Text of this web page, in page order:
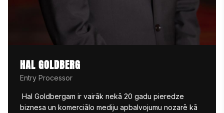
HAL GOLDBERG
Entry Processor
Hal Goldbergam ir vairāk nekā 20 gadu pieredze
biznesa un komerciālo mediju apbalvojumu nozarē kā